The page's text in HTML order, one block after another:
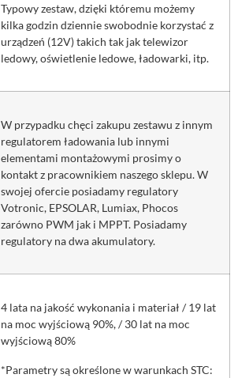
Typowy zestaw, dzięki któremu możemy
kilka godzin dziennie swobodnie korzystać z
urządzeń (12V) takich tak jak telewizor
ledowy, oświetlenie ledowe, ładowarki, itp.
W przypadku chęci zakupu zestawu z innym
regulatorem ładowania lub innymi
elementami montażowymi prosimy o
kontakt z pracownikiem naszego sklepu. W
swojej ofercie posiadamy regulatory
Votronic, EPSOLAR, Lumiax, Phocos
zarówno PWM jak i MPPT. Posiadamy
regulatory na dwa akumulatory.
4 lata na jakość wykonania i materiał / 19 lat
na moc wyjściową 90%, / 30 lat na moc
wyjściową 80%
*Parametry są określone w warunkach STC: